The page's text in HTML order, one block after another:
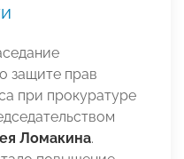
защите прав
при прокуратуре
Ломакина.